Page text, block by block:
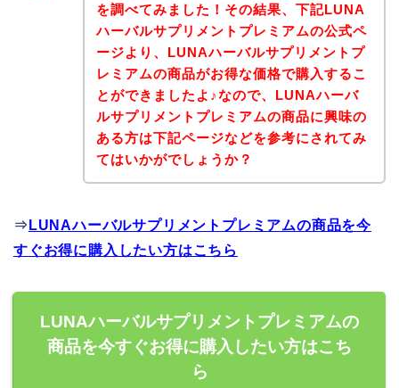
を調べてみました！その結果、下記LUNA
ハーバルサプリメントプレミアムの公式ペ
ージより、LUNAハーバルサプリメントプ
レミアムの商品がお得な価格で購入するこ
とができましたよ♪なので、LUNAハーバ
ルサプリメントプレミアムの商品に興味の
ある方は下記ページなどを参考にされてみ
てはいかがでしょうか？
⇒ LUNAハーバルサプリメントプレミアムの商品を今
すぐお得に購入したい方はこちら
LUNAハーバルサプリメントプレミアムの
商品を今すぐお得に購入したい方はこち
ら